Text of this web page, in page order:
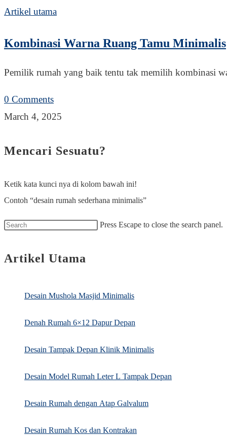
Artikel utama
Kombinasi Warna Ruang Tamu Minimalis
Pemilik rumah yang baik tentu tak memilih kombinasi
0 Comments
March 4, 2025
Mencari Sesuatu?
Ketik kata kunci nya di kolom bawah ini!
Contoh “desain rumah sederhana minimalis”
Press Escape to close the search panel.
Artikel Utama
Desain Mushola Masjid Minimalis
Denah Rumah 6×12 Dapur Depan
Desain Tampak Depan Klinik Minimalis
Desain Model Rumah Leter L Tampak Depan
Desain Rumah dengan Atap Galvalum
Desain Rumah Kos dan Kontrakan